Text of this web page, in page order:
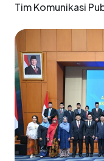
Tim Komunikasi